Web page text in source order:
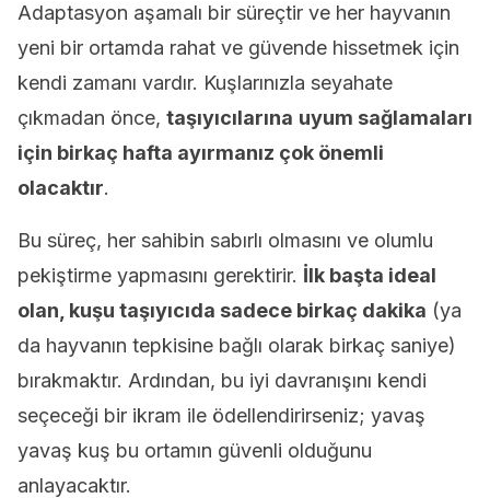
Adaptasyon aşamalı bir süreçtir ve her hayvanın
yeni bir ortamda rahat ve güvende hissetmek için
kendi zamanı vardır. Kuşlarınızla seyahate
çıkmadan önce, taşıyıcılarına uyum sağlamaları
için birkaç hafta ayırmanız çok önemli
olacaktır.
Bu süreç, her sahibin sabırlı olmasını ve olumlu
pekiştirme yapmasını gerektirir. İlk başta ideal
olan, kuşu taşıyıcıda sadece birkaç dakika (ya
da hayvanın tepkisine bağlı olarak birkaç saniye)
bırakmaktır. Ardından, bu iyi davranışını kendi
seçeceği bir ikram ile ödellendirirseniz; yavaş
yavaş kuş bu ortamın güvenli olduğunu
anlayacaktır.